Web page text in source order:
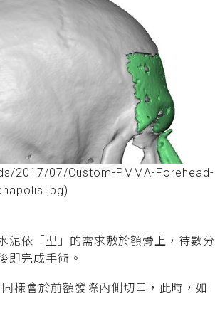
2017/07/Custom-PMMA-Forehead-
泥依「型」的需求敷於額骨上，待數分
即完成手術。
同樣會於前額發際內側切口，此時，如